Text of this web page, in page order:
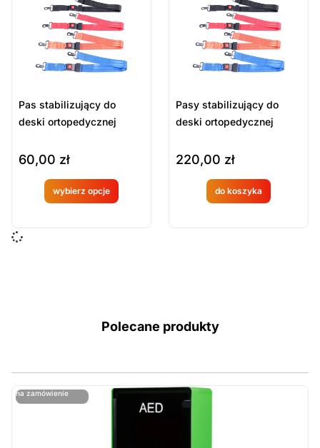
Kategorie Produktów
Sprzęt ratowniczy
Stabilizacja złamań, Nosze, Deski, Kołnierze
Pas stabilizujący do
deski ortopedycznej
60,00 zł
wybierz opcje
Produkt
dostępny
Pasy stabilizujący do
deski ortopedycznej
220,00 zł
do koszyka
Produkt
Polecane produkty
na zamówienie
ostatnie sztuki